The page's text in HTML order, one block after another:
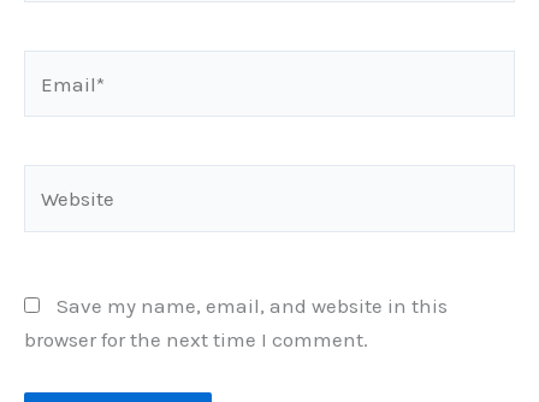
Save my name, email, and website in this
browser for the next time I comment.